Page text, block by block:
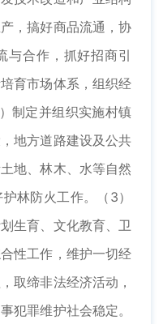
，搞好商品流通，协
与合作，抓好招商引
育市场体系，组织经
制定并组织实施村镇
地方道路建设及公共
地、林木、水等自然
林防火工作。（3）
生育、文化教育、卫
性工作，维护一切经
取缔非法经济活动，
犯罪维护社会稳定。